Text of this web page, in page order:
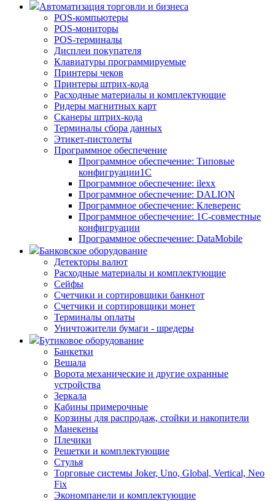
Автоматизация торговли и бизнеса
POS-компьютеры
POS-мониторы
POS-терминалы
Дисплеи покупателя
Клавиатуры программируемые
Принтеры чеков
Принтеры штрих-кода
Расходные материалы и комплектующие
Ридеры магнитных карт
Сканеры штрих-кода
Терминалы сбора данных
Этикет-пистолеты
Программное обеспечение
Программное обеспечение: Типовые
конфигруации1С
Программное обеспечение: ilexx
Программное обеспечение: DALION
Программное обеспечение: Клеверенс
Программное обеспечение: 1С-совместные
конфигруации
Программное обеспечение: DataMobile
Банковское оборудование
Детекторы валют
Расходные материалы и комплектующие
Сейфы
Счетчики и сортировщики банкнот
Счетчики и сортировщики монет
Терминалы оплаты
Уничтожители бумаги - шредеры
Бутиковое оборудование
Банкетки
Вешала
Ворота механические и другие охранные
устройства
Зеркала
Кабины примерочные
Корзины для распродаж, стойки и накопители
Манекены
Плечики
Решетки и комплектующие
Стулья
Торговые системы Joker, Uno, Global, Vertical, Neo
Fix
Экономпанели и комплектующие